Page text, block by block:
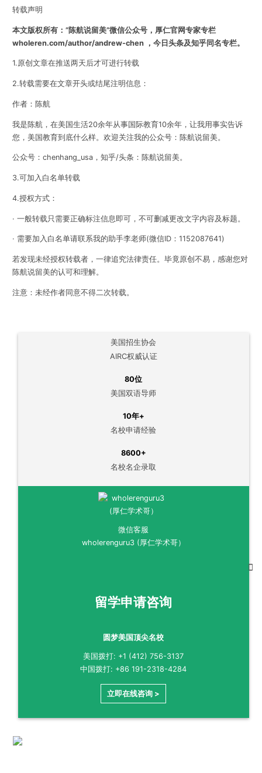
转载声明
本文版权所有：”陈航说留美”微信公众号，厚仁官网专家专栏
wholeren.com/author/andrew-chen ，今日头条及知乎同名专栏。
1.原创文章在推送两天后才可进行转载
2.转载需要在文章开头或结尾注明信息：
作者：陈航
我是陈航，在美国生活20余年从事国际教育10余年，让我用事实告诉
您，美国教育到底什么样。欢迎关注我的公众号：陈航说留美。
公众号：chenhang_usa，知乎/头条：陈航说留美。
3.可加入白名单转载
4.授权方式：
· 一般转载只需要正确标注信息即可，不可删减更改文字内容及标题。
· 需要加入白名单请联系我的助手李老师(微信ID：1152087641)
若发现未经授权转载者，一律追究法律责任。毕竟原创不易，感谢您对
陈航说留美的认可和理解。
注意：未经作者同意不得二次转载。
美国招生协会
AIRC权威认证
80位
美国双语导师
10年+
名校申请经验
8600+
名校名企录取
微信客服
wholerenguru3 (厚仁学术哥）
留学申请咨询
圆梦美国顶尖名校
美国拨打: +1 (412) 756-3137
中国拨打: +86 191-2318-4284
立即在线咨询 >